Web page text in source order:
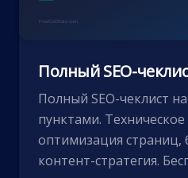
Полный SEO-
Полный SEO-чеклист
пунктами. Техническое
оптимизация страниц,
контент-стратегия.